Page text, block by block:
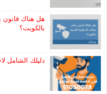
هل هناك قانون
بالكويت؟
دليلك الشامل